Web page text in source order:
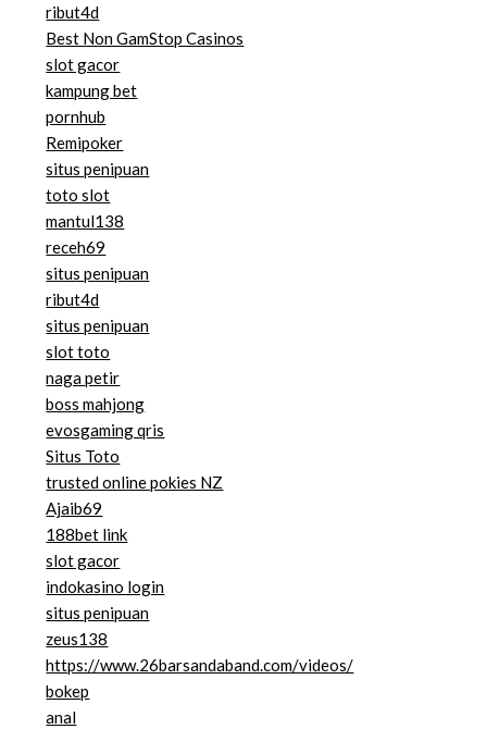
ribut4d
Best Non GamStop Casinos
slot gacor
kampung bet
pornhub
Remipoker
situs penipuan
toto slot
mantul138
receh69
situs penipuan
ribut4d
situs penipuan
slot toto
naga petir
boss mahjong
evosgaming qris
Situs Toto
trusted online pokies NZ
Ajaib69
188bet link
slot gacor
indokasino login
situs penipuan
zeus138
https://www.26barsandaband.com/videos/
bokep
anal